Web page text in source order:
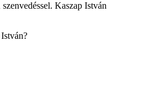
Kaszap István